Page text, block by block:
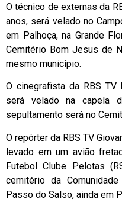
O técnico de externas da
anos, será velado no
em Palhoça, na Grande
Cemitério Bom Jesus de
mesmo município.
O cinegrafista da RBS TV
será velado na capela
sepultamento será no
O repórter da RBS TV
levado em um avião
Futebol Clube Pelotas
cemitério da
Passo do Salso, ainda em